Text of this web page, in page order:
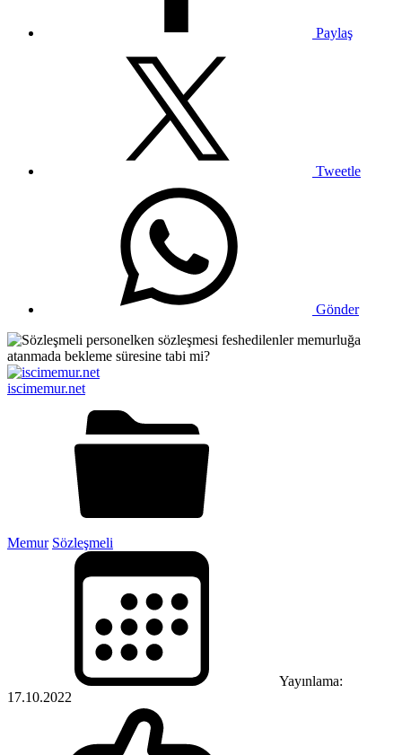
Paylaş
Tweetle
Gönder
iscimemur.net
Memur Sözleşmeli
Yayınlama:
17.10.2022